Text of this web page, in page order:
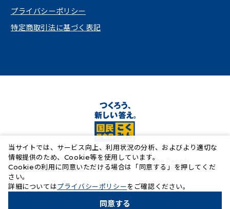
プライバシーポリシー
特定商取引法に基づく表記
Copyright© Democratic Party For the People.
当サイトでは、サービス向上、利用状況の分析、およびより適切な
情報提供のため、Cookie等を使用しています。
Cookieの利用に同意いただける場合は「同意する」を押してくだ
さい。
詳細についてはプライバシーポリシー（新しいタブで開く）
をご確認ください。
同意する